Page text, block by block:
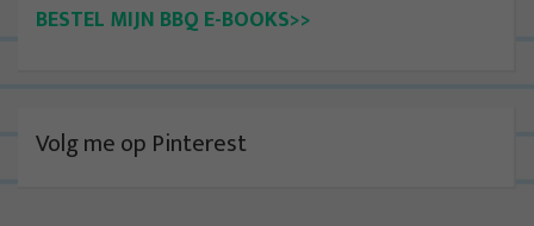
BESTEL MIJN BBQ E-BOOKS>>
Volg me op Pinterest